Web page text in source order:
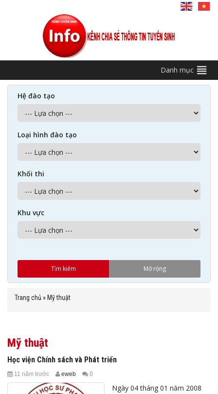
Danh mục
Hệ đào tạo
Loại hình đào tạo
Khối thi
Khu vực
Trang chủ » Mỹ thuật
Mỹ thuật
Học viện Chính sách và Phát triển
11 năm trước eweb 0
Ngày 04 tháng 01 năm 2008